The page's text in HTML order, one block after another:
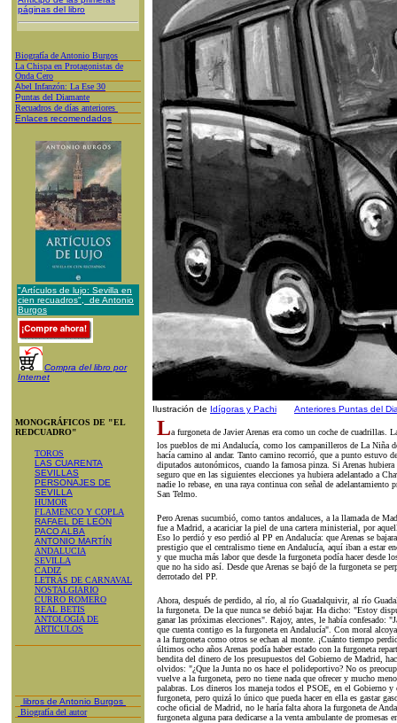
páginas del libro
Biografía de Antonio Burgos
La Chispa en Protagonistas de
Onda Cero
Abel Infanzón: La Ese 30
Puntas del Diamante
Recuadros de días anteriores
Enlaces recomendados
"Artículos de lujo: Sevilla en
cien recuadros", de Antonio
Burgos
Compra del libro por
Internet
MONOGRÁFICOS DE "EL
REDCUADRO"
TOROS
LAS CUARENTA
SEVILLAS
PERSONAJES DE
SEVILLA
HUMOR
FLAMENCO Y COPLA
RAFAEL DE LEÓN
PACO ALBA
ANTONIO MARTÍN
ANDALUCIA
SEVILLA
CADIZ
LETRAS DE CARNAVAL
NOSTALGIARIO
CURRO ROMERO
REAL BETIS
ANTOLOGÍA DE
ARTICULOS
libros de Antonio Burgos
Biografía del autor
Ilustración de Idígoras y Pachi Anteriores Puntas del
La furgoneta de Javier Arenas era como un coche de cuadrillas.
los pueblos de mi Andalucía, como los campanilleros de La Niña
hacía camino al andar. Tanto camino recorrió, que a punto estuvo
diputados autonómicos, cuando la famosa pinza. Si Arenas
seguro que en las siguientes elecciones ya hubiera adelantado a
nadie lo rebase, en una raya continua con señal de
San Telmo.
Pero Arenas sucumbió, como tantos andaluces, a la llamada de
fue a Madrid, a acariciar la piel de una cartera ministerial, por
Eso lo perdió y eso perdió al PP en Andalucía: que Arenas se
prestigio que el centralismo tiene en Andalucía, aquí iban a estar
y que mucha más labor que desde la furgoneta podía hacer desde
que no ha sido así. Desde que Arenas se bajó de la furgoneta se
derrotado del PP.
Ahora, después de perdido, al río, al río Guadalquivir, al río
la furgoneta. De la que nunca se debió bajar. Ha dicho: "Estoy
ganar las próximas elecciones". Rajoy, antes, le había confesado:
que cuenta contigo es la furgoneta en Andalucía". Con moral
a la furgoneta como otros se echan al monte. ¡Cuánto tiempo
últimos ocho años Arenas podía haber estado con la furgoneta
bendita del dinero de los presupuestos del Gobierno de Madrid,
olvidos: "¿Que la Junta no os hace el polideportivo? No os
vuelve a la furgoneta, pero no tiene nada que ofrecer y mucho
palabras. Los dineros los maneja todos el PSOE, en el Gobierno
furgoneta, pero quizá lo único que pueda hacer en ella es gastar
coche oficial de Madrid, no le haría falta ahora la furgoneta de
furgoneta alguna para dedicarse a la venta ambulante de